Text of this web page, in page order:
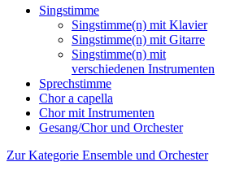
Singstimme
Singstimme(n) mit Klavier
Singstimme(n) mit Gitarre
Singstimme(n) mit
verschiedenen Instrumenten
Sprechstimme
Chor a capella
Chor mit Instrumenten
Gesang/Chor und Orchester
Zur Kategorie Ensemble und Orchester